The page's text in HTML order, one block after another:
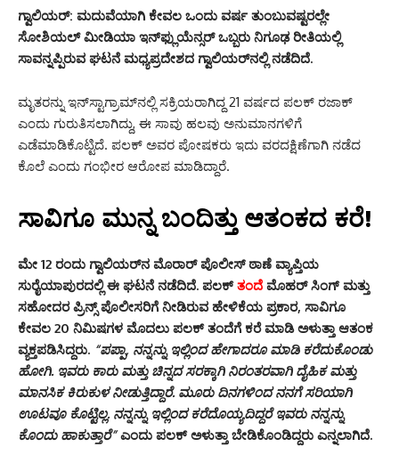
ಗ್ವಾಲಿಯರ್: ಮದುವೆಯಾಗಿ ಕೇವಲ ಒಂದು ವರ್ಷ ತುಂಬುವಷ್ಟರಲ್ಲೇ
ಸೋಶಿಯಲ್ ಮೀಡಿಯಾ ಇನ್‌ಫ್ಲುಯೆನ್ಸರ್ ಒಬ್ಬರು ನಿಗೂಢ ರೀತಿಯಲ್ಲಿ
ಸಾವನ್ನಪ್ಪಿರುವ ಘಟನೆ ಮಧ್ಯಪ್ರದೇಶದ ಗ್ವಾಲಿಯರ್‌ನಲ್ಲಿ ನಡೆದಿದೆ.
ಮೃತರನ್ನು ಇನ್‌ಸ್ಟಾಗ್ರಾಮ್‌ನಲ್ಲಿ ಸಕ್ರಿಯರಾಗಿದ್ದ 21 ವರ್ಷದ ಪಲಕ್ ರಜಾಕ್
ಎಂದು ಗುರುತಿಸಲಾಗಿದ್ದು, ಈ ಸಾವು ಹಲವು ಅನುಮಾನಗಳಿಗೆ
ಎಡೆಮಾಡಿಕೊಟ್ಟಿದೆ. ಪಲಕ್ ಅವರ ಪೋಷಕರು ಇದು ವರದಕ್ಷಿಣೆಗಾಗಿ ನಡೆದ
ಕೊಲೆ ಎಂದು ಗಂಭೀರ ಆರೋಪ ಮಾಡಿದ್ದಾರೆ.
ಸಾವಿಗೂ ಮುನ್ನ ಬಂದಿತ್ತು ಆತಂಕದ ಕರೆ!
ಮೇ 12 ರಂದು ಗ್ವಾಲಿಯರ್‌ನ ಮೊರಾರ್ ಪೊಲೀಸ್ ಠಾಣೆ ವ್ಯಾಪ್ತಿಯ
ಸುರೈಯಾಪುರದಲ್ಲಿ ಈ ಘಟನೆ ನಡೆದಿದೆ. ಪಲಕ್ತಂದೆ ಮೊಹರ್ ಸಿಂಗ್ ಮತ್ತು
ಸಹೋದರ ಪ್ರಿನ್ಸ್ ಪೊಲೀಸರಿಗೆ ನೀಡಿರುವ ಹೇಳಿಕೆಯ ಪ್ರಕಾರ, ಸಾವಿಗೂ
ಕೇವಲ 20 ನಿಮಿಷಗಳ ಮೊದಲು ಪಲಕ್ ತಂದೆಗೆ ಕರೆ ಮಾಡಿ ಅಳುತ್ತಾ ಆತಂಕ
ವ್ಯಕ್ತಪಡಿಸಿದ್ದರು. “ಪಪ್ಪಾ, ನನ್ನನ್ನು ಇಲ್ಲಿಂದ ಹೇಗಾದರೂ ಮಾಡಿ ಕರೆದುಕೊಂಡು
ಹೋಗಿ. ಇವರು ಕಾರು ಮತ್ತು ಚಿನ್ನದ ಸರಕ್ಕಾಗಿ ನಿರಂತರವಾಗಿ ದೈಹಿಕ ಮತ್ತು
ಮಾನಸಿಕ ಕಿರುಕುಳ ನೀಡುತ್ತಿದ್ದಾರೆ. ಮೂರು ದಿನಗಳಿಂದ ನನಗೆ ಸರಿಯಾಗಿ
ಊಟವೂ ಕೊಟ್ಟಿಲ್ಲ. ನನ್ನನ್ನು ಇಲ್ಲಿಂದ ಕರೆದೊಯ್ಯದಿದ್ದರೆ ಇವರು ನನ್ನನ್ನು
ಕೊಂದು ಹಾಕುತ್ತಾರೆ”ಎಂದು ಪಲಕ್ ಅಳುತ್ತಾ ಬೇಡಿಕೊಂಡಿದ್ದರು ಎನ್ನಲಾಗಿದೆ.